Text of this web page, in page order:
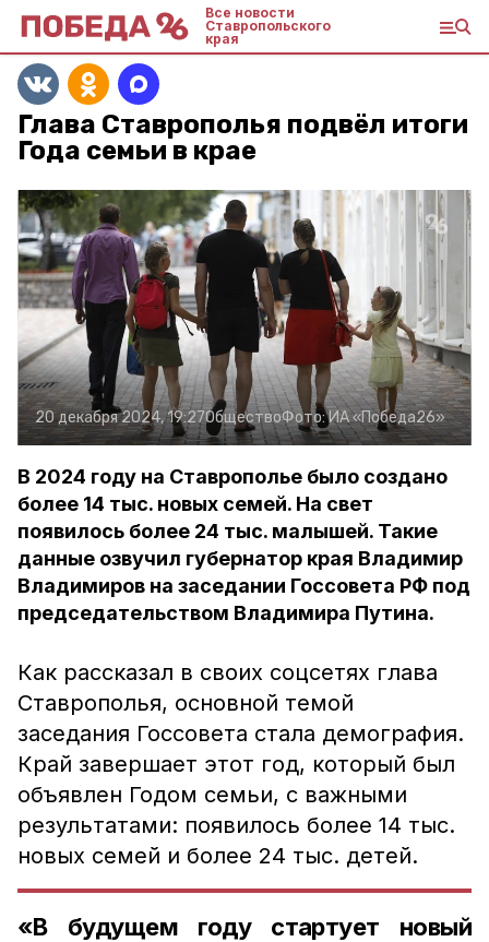
Все новости
Ставропольского
края
Глава Ставрополья подвёл итоги
Года семьи в крае
20 декабря 2024, 19:27ОбществоФото:ИА «Победа26»
В 2024 году на Ставрополье было создано
более 14 тыс. новых семей. На свет
появилось более 24 тыс. малышей. Такие
данные озвучил губернатор края Владимир
Владимиров на заседании Госсовета РФ под
председательством Владимира Путина.
Как рассказал в своих соцсетях глава
Ставрополья, основной темой
заседания Госсовета стала демография.
Край завершает этот год, который был
объявлен Годом семьи, с важными
результатами: появилось более 14 тыс.
новых семей и более 24 тыс. детей.
«В будущем году стартует новый